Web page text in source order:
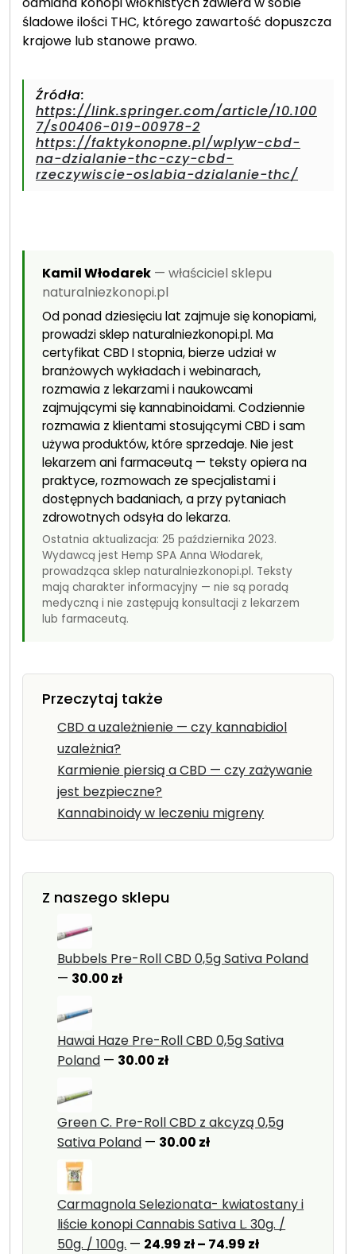
śladowe ilości THC, którego zawartość dopuszcza
krajowe lub stanowe prawo.
Źródła:
https://link.springer.com/article/10.100
7/s00406-019-00978-2
https://faktykonopne.pl/wplyw-cbd-
na-dzialanie-thc-czy-cbd-
rzeczywiscie-oslabia-dzialanie-thc/
Kamil Włodarek — właściciel sklepu
naturalniezkonopi.pl
Od ponad dziesięciu lat zajmuje się konopiami,
prowadzi sklep naturalniezkonopi.pl. Ma
certyfikat CBD I stopnia, bierze udział w
branżowych wykładach i webinarach,
rozmawia z lekarzami i naukowcami
zajmującymi się kannabinoidami. Codziennie
rozmawia z klientami stosującymi CBD i sam
używa produktów, które sprzedaje. Nie jest
lekarzem ani farmaceutą — teksty opiera na
praktyce, rozmowach ze specjalistami i
dostępnych badaniach, a przy pytaniach
zdrowotnych odsyła do lekarza.
Ostatnia aktualizacja: 25 października 2023.
Wydawcą jest Hemp SPA Anna Włodarek,
prowadząca sklep naturalniezkonopi.pl. Teksty
mają charakter informacyjny — nie są poradą
medyczną i nie zastępują konsultacji z lekarzem
lub farmaceutą.
Przeczytaj także
CBD a uzależnienie — czy kannabidiol
uzależnia?
Karmienie piersią a CBD — czy zażywanie
jest bezpieczne?
Kannabinoidy w leczeniu migreny
Z naszego sklepu
Bubbels Pre-Roll CBD 0,5g Sativa Poland
— 30.00 zł
Hawai Haze Pre-Roll CBD 0,5g Sativa
Poland — 30.00 zł
Green C. Pre-Roll CBD z akcyzą 0,5g
Sativa Poland — 30.00 zł
Carmagnola Selezionata- kwiatostany i
liście konopi Cannabis Sativa L. 30g. /
50g. / 100g. — 24.99 zł– 74.99 złZakres